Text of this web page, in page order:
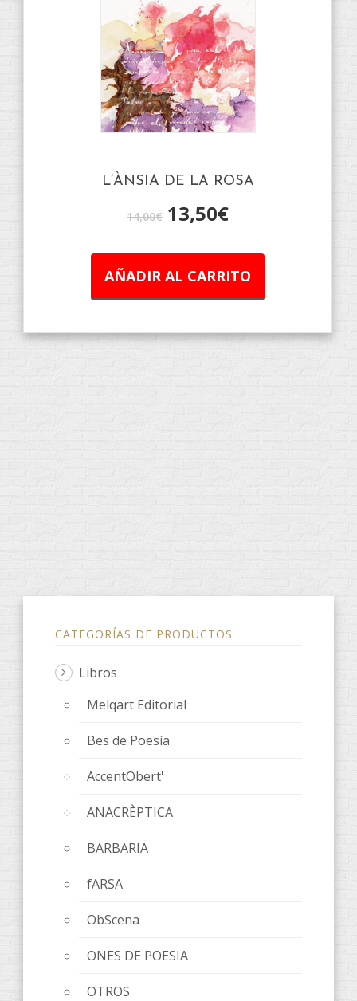
L’ÀNSIA DE LA ROSA
14,00€ 13,50€
AÑADIR AL CARRITO
CATEGORÍAS DE PRODUCTOS
Libros
Melqart Editorial
Bes de Poesía
AccentObert'
ANACRÈPTICA
BARBARIA
fARSA
ObScena
ONES DE POESIA
OTROS